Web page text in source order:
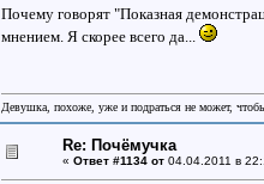
Почему говорят "Показная
мнением. Я скорее всего да...
Девушка, похоже, уже и подраться не может,
Re: Почёмучка
« Ответ #1134 от04.04.2011 в